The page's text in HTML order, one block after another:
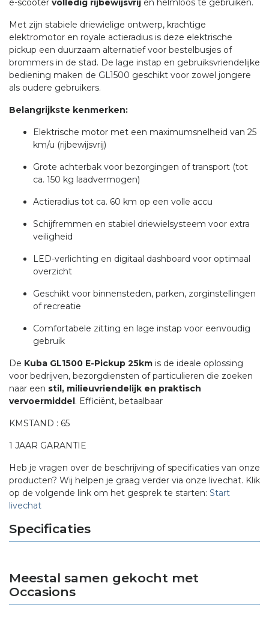
e-scooter volledig rijbewijsvrij én helmloos te gebruiken.
Met zijn stabiele driewielige ontwerp, krachtige
elektromotor en royale actieradius is deze elektrische
pickup een duurzaam alternatief voor bestelbusjes of
brommers in de stad. De lage instap en gebruiksvriendelijke
bediening maken de GL1500 geschikt voor zowel jongere
als oudere gebruikers.
Belangrijkste kenmerken:
Elektrische motor met een maximumsnelheid van 25
km/u (rijbewijsvrij)
Grote achterbak voor bezorgingen of transport (tot
ca. 150 kg laadvermogen)
Actieradius tot ca. 60 km op een volle accu
Schijfremmen en stabiel driewielsysteem voor extra
veiligheid
LED-verlichting en digitaal dashboard voor optimaal
overzicht
Geschikt voor binnensteden, parken, zorginstellingen
of recreatie
Comfortabele zitting en lage instap voor eenvoudig
gebruik
De Kuba GL1500 E-Pickup 25km is de ideale oplossing
voor bedrijven, bezorgdiensten of particulieren die zoeken
naar een stil, milieuvriendelijk en praktisch
vervoermiddel. Efficiënt, betaalbaar
KMSTAND : 65
1 JAAR GARANTIE
Heb je vragen over de beschrijving of specificaties van onze
producten? Wij helpen je graag verder via onze livechat. Klik
op de volgende link om het gesprek te starten: Start
livechat
Specificaties
Meestal samen gekocht met
Occasions